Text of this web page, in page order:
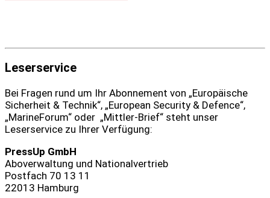
Leserservice
Bei Fragen rund um Ihr Abonnement von „Europäische
Sicherheit & Technik“, „European Security & Defence“,
„MarineForum“ oder „Mittler-Brief“ steht unser
Leserservice zu Ihrer Verfügung:
PressUp GmbH
Aboverwaltung und Nationalvertrieb
Postfach 70 13 11
22013 Hamburg